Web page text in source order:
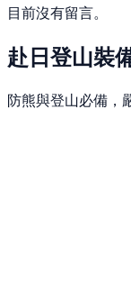
目前沒有留言。
赴日登山裝
防熊與登山必備，